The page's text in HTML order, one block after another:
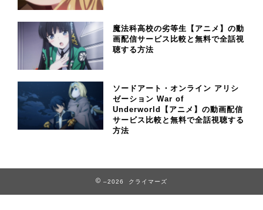
魔法科高校の劣等生【アニメ】の動
画配信サービス比較と無料で全話視
聴する方法
ソードアート・オンライン アリシ
ゼーション War of
Underworld【アニメ】の動画配信
サービス比較と無料で全話視聴する
方法
–2026 クライマーズ